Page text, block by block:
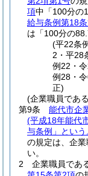
項中「100分の
給与条例第18
は「100分の
(平22条
2・平28
例22・
例28・
正)
(企業職員であ
第9条
能代市企
(平成18年能代
与条例」という
の規定は、企
い。
2
企業職員であ